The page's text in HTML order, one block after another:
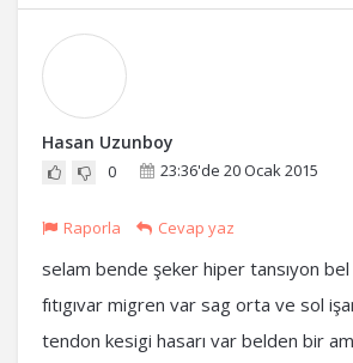
Hasan Uzunboy
0 23:36'de 20 Ocak 2015
Raporla Cevap yaz
selam bende şeker hiper tansıyon
fıtıgıvar migren var sag orta ve sol
tendon kesigi hasarı var belden bir